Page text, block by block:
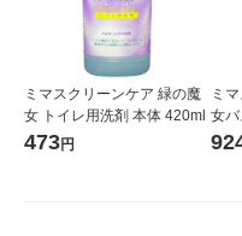
ミマスクリーンケア 緑の魔
女 トイレ用洗剤 本体 420ml
473円
ミ
女
（2